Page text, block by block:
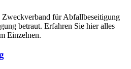
für Abfallbeseitigung
betraut. Erfahren Sie hier alles
Einzelnen.